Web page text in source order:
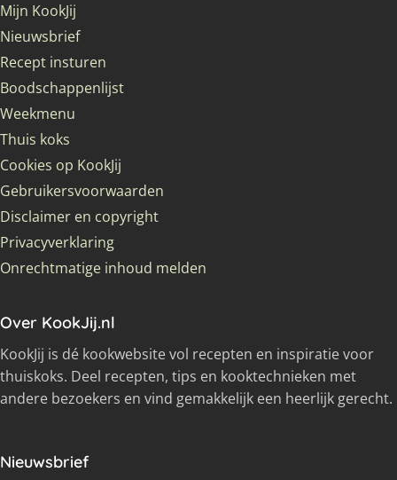
Mijn KookJij
Nieuwsbrief
Recept insturen
Boodschappenlijst
Weekmenu
Thuis koks
Cookies op KookJij
Gebruikersvoorwaarden
Disclaimer en copyright
Privacyverklaring
Onrechtmatige inhoud melden
Over KookJij.nl
KookJij is dé kookwebsite vol recepten en inspiratie voor
thuiskoks. Deel recepten, tips en kooktechnieken met
andere bezoekers en vind gemakkelijk een heerlijk gerecht.
Nieuwsbrief